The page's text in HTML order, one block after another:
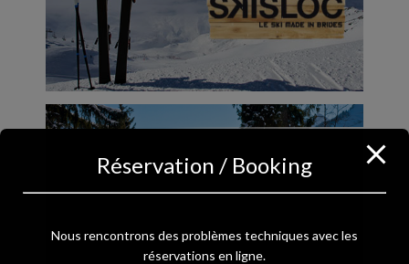
Réservation / Booking
Nous rencontrons des problèmes techniques avec les
réservations en ligne.